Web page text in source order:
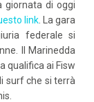
giornata di oggi
link. La gara
federale si
Il Marinedda
qualifica ai Fisw
surf che si terrà